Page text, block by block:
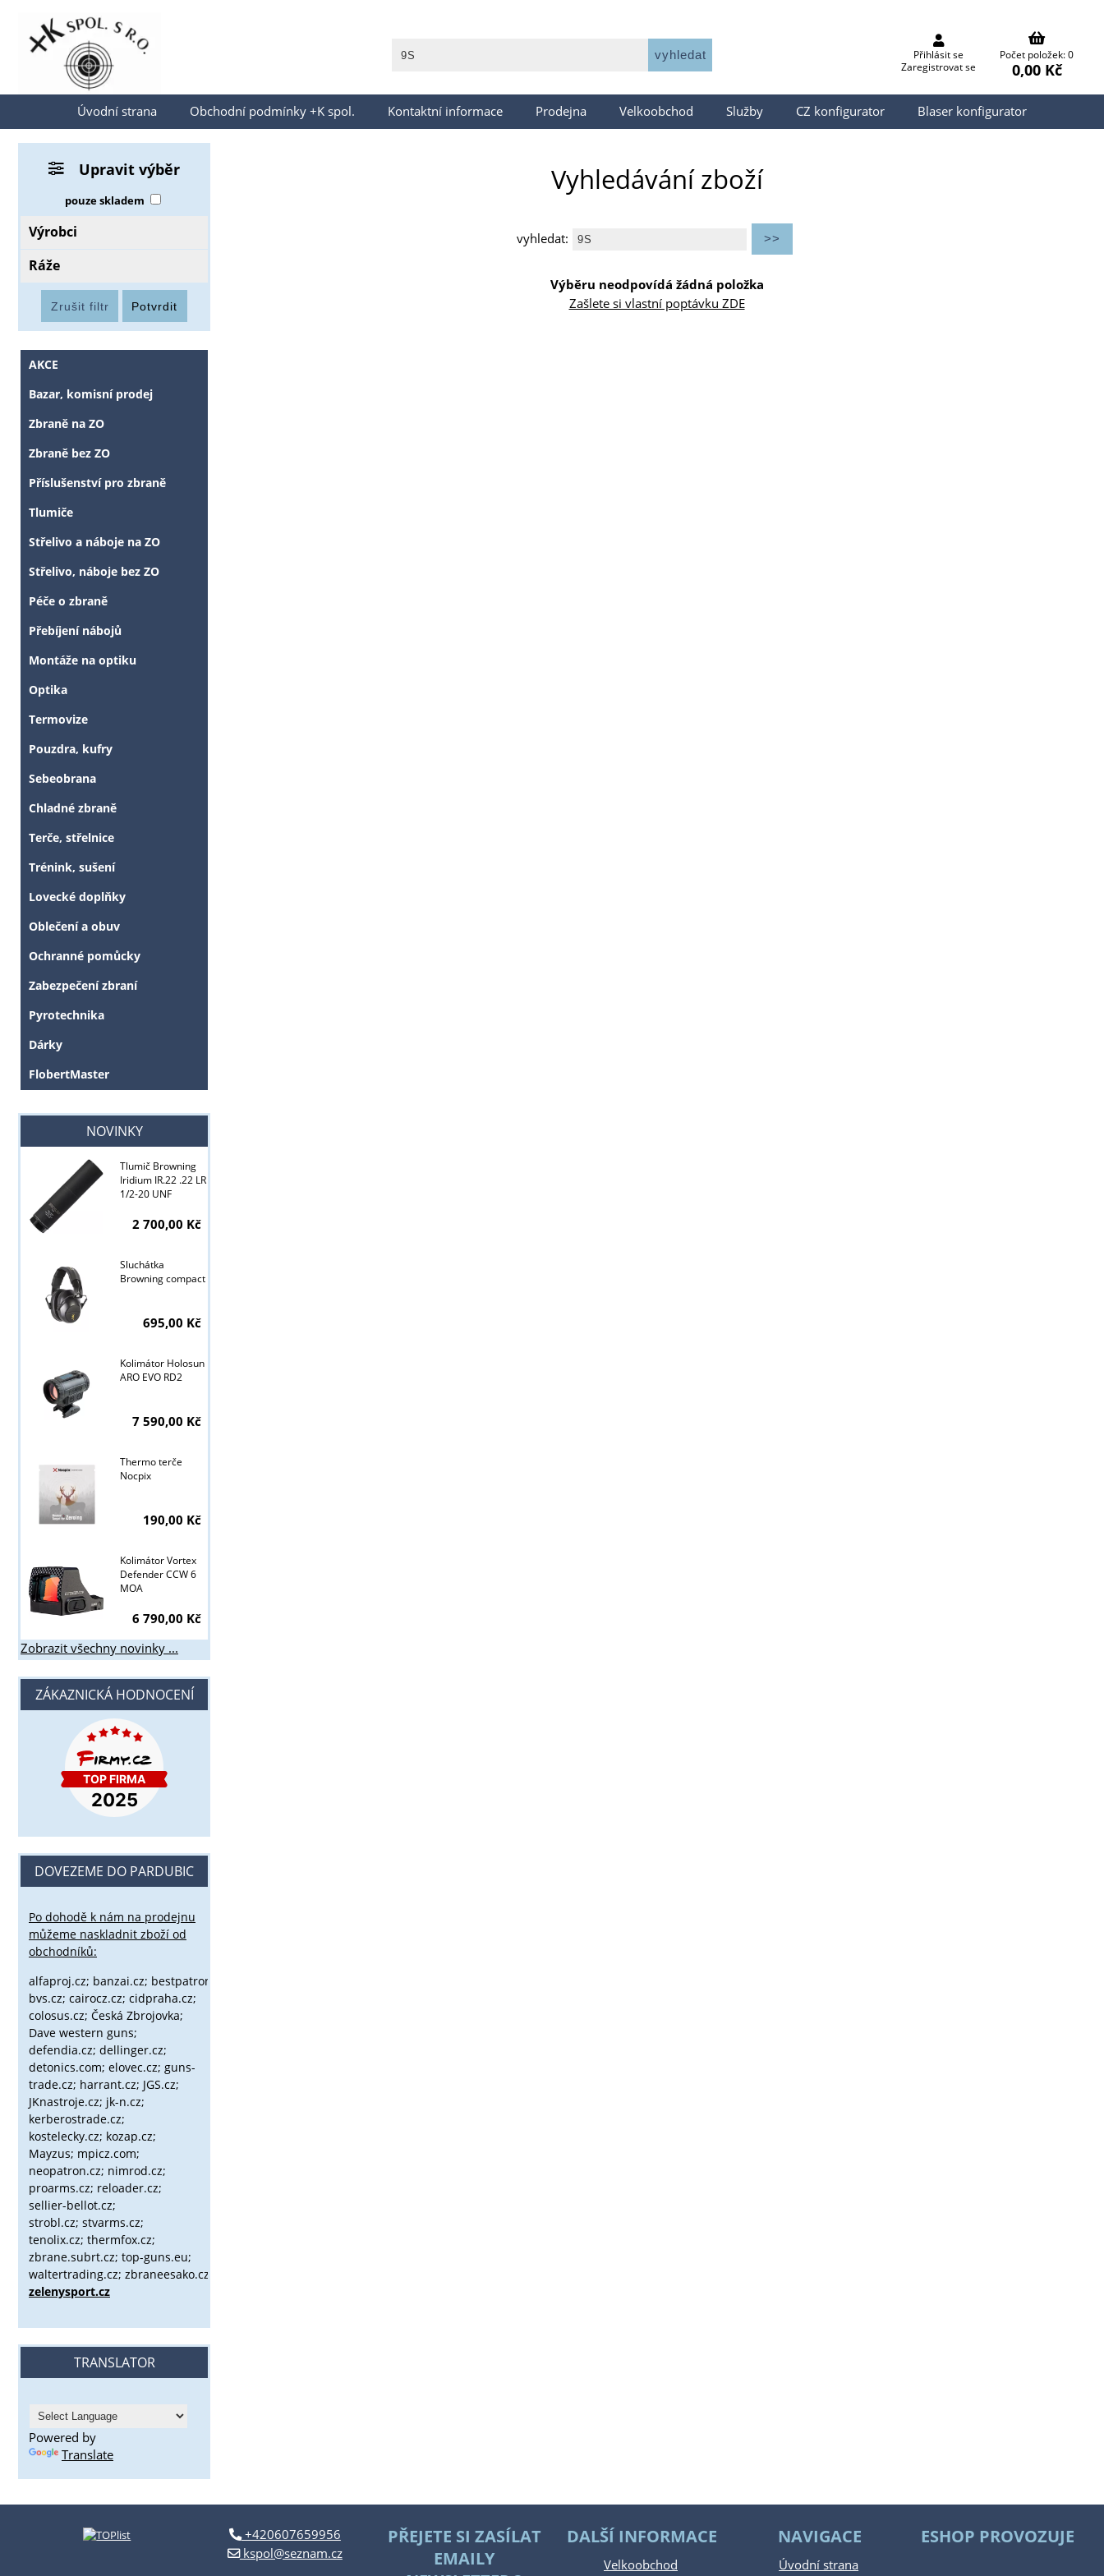
Přihlásit se
Přihlásit se
Zaregistrovat se
Počet položek: 0
0,00 Kč
Úvodní strana Obchodní podmínky +K spol. Kontaktní informace Prodejna Velkoobchod Služby CZ konfigurator Blaser konfigurator
Vyhledávání zboží
vyhledat:
Výběru neodpovídá žádná položka
Zašlete si vlastní poptávku ZDE
Upravit výběr
pouze skladem
Výrobci
Ráže
AKCE
Bazar, komisní prodej
Zbraně na ZO
Zbraně bez ZO
Příslušenství pro zbraně
Tlumiče
Střelivo a náboje na ZO
Střelivo, náboje bez ZO
Péče o zbraně
Přebíjení nábojů
Montáže na optiku
Optika
Termovize
Pouzdra, kufry
Sebeobrana
Chladné zbraně
Terče, střelnice
Trénink, sušení
Lovecké doplňky
Oblečení a obuv
Ochranné pomůcky
Zabezpečení zbraní
Pyrotechnika
Dárky
FlobertMaster
NOVINKY
Tlumič Browning
Iridium IR.22 .22 LR
1/2-20 UNF
2 700,00 Kč
Sluchátka
Browning compact
695,00 Kč
Kolimátor Holosun
ARO EVO RD2
7 590,00 Kč
Thermo terče
Nocpix
190,00 Kč
Kolimátor Vortex
Defender CCW 6
MOA
6 790,00 Kč
Zobrazit všechny novinky ...
ZÁKAZNICKÁ HODNOCENÍ
DOVEZEME DO PARDUBIC
Po dohodě k nám na prodejnu
můžeme naskladnit zboží od
obchodníků:
alfaproj.cz; banzai.cz; bestpatron.eu;
bvs.cz; cairocz.cz; cidpraha.cz;
colosus.cz; Česká Zbrojovka;
Dave western guns;
defendia.cz; dellinger.cz;
detonics.com; elovec.cz; guns-
trade.cz; harrant.cz; JGS.cz;
JKnastroje.cz; jk-n.cz;
kerberostrade.cz;
kostelecky.cz; kozap.cz;
Mayzus; mpicz.com;
neopatron.cz; nimrod.cz;
proarms.cz; reloader.cz;
sellier-bellot.cz;
strobl.cz; stvarms.cz;
tenolix.cz; thermfox.cz;
zbrane.subrt.cz; top-guns.eu;
waltertrading.cz; zbraneesako.cz;
zelenysport.cz
TRANSLATOR
Powered by
Translate
+420607659956
kspol@seznam.cz
PŘEJETE SI ZASÍLAT
EMAILY
DALŠÍ INFORMACE
Velkoobchod
NAVIGACE
Úvodní strana
ESHOP PROVOZUJE